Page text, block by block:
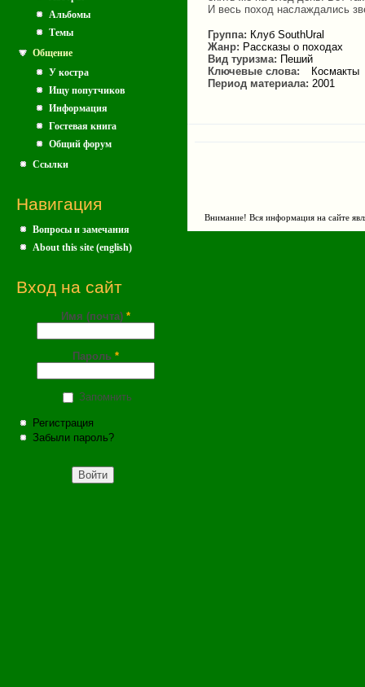
Альбомы
Темы
Общение
У костра
Ищу попутчиков
Информация
Гостевая книга
Общий форум
Ссылки
Навигация
Вопросы и замечания
About this site (english)
Вход на сайт
Имя (почта) *
Пароль *
Запомнить
Регистрация
Забыли пароль?
И весь поход наслаждались
Группа: Клуб SouthUral
Жанр: Рассказы о походах
Вид туризма: Пеший
Ключевые слова:
Космакты
Период материала: 2001
Внимание! Вся информация на сайте